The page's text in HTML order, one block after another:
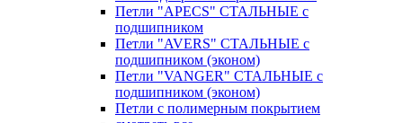
Петли "APECS" СТАЛЬНЫЕ с
подшипником
Петли "AVERS" СТАЛЬНЫЕ с
подшипником (эконом)
Петли "VANGER" СТАЛЬНЫЕ с
подшипником (эконом)
Петли с полимерным покрытием